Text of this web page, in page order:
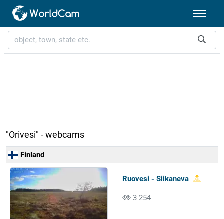
"Orivesi" - webcams
Finland
Ruovesi - Siikaneva
3 254